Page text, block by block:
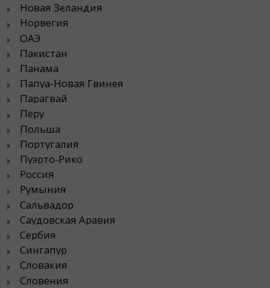
Новая Зеландия
Норвегия
ОАЭ
Пакистан
Панама
Папуа-Новая Гвинея
Парагвай
Перу
Польша
Португалия
Пуэрто-Рико
Россия
Румыния
Сальвадор
Саудовская Аравия
Сербия
Сингапур
Словакия
Словения